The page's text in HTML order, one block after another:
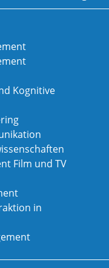
Kognitive
Film und TV
in